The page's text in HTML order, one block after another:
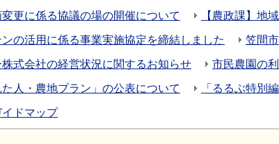
変更に係る協議の場の開催について 【農政課】地
の活用に係る事業実施協定を締結しました 笠間
式会社の経営状況に関するお知らせ 市民農園の
人・農地プラン」の公表について 「るるぶ特別
ドマップ